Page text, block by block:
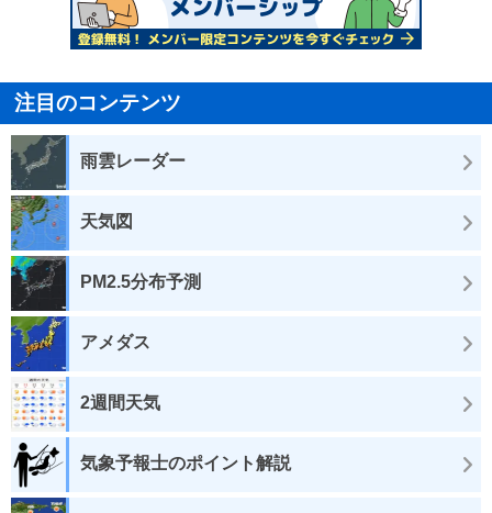
注目のコンテンツ
雨雲レーダー
天気図
PM2.5分布予測
アメダス
2週間天気
気象予報士のポイント解説